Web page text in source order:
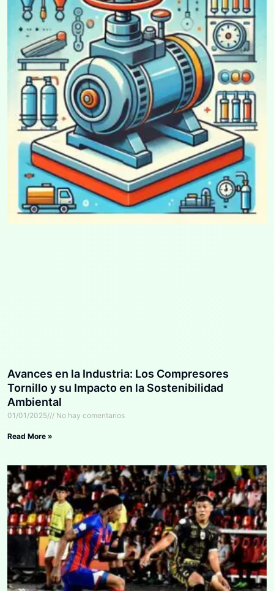
Avances en la Industria: Los Compresores
Tornillo y su Impacto en la Sostenibilidad
Ambiental
01/01/2025 No hay comentarios
Read More »